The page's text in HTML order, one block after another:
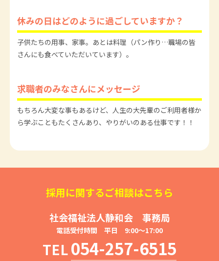
休みの日はどのように過ごしていますか？
子供たちの用事、家事。あとは料理（パン作り…職場の皆
さんにも食べていただいています）。
求職者のみなさんにメッセージ
もちろん大変な事もあるけど、人生の大先輩のご利用者様か
ら学ぶこともたくさんあり、やりがいのある仕事です！！
採用に関するご相談はこちら
社会福祉法人静和会 事務局
電話受付時間 平日 9:00～17:00
TEL054-257-6515